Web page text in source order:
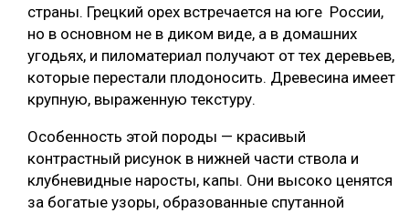
страны. Грецкий орех встречается на юге России,
но в основном не в диком виде, а в домашних
угодьях, и пиломатериал получают от тех деревьев,
которые перестали плодоносить. Древесина имеет
крупную, выраженную текстуру.
Особенность этой породы — красивый
контрастный рисунок в нижней части ствола и
клубневидные наросты, капы. Они высоко ценятся
за богатые узоры, образованные спутанной